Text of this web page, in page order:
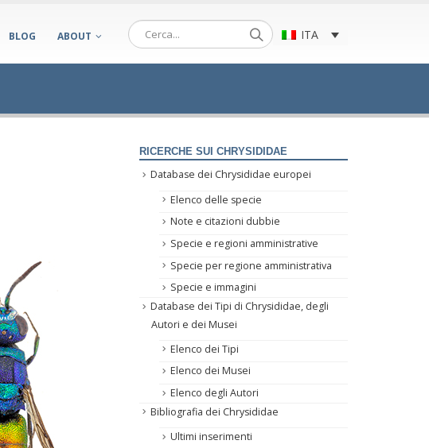
BLOG ABOUT ITA
RICERCHE SUI CHRYSIDIDAE
Database dei Chrysididae europei
Elenco delle specie
Note e citazioni dubbie
Specie e regioni amministrative
Specie per regione amministrativa
Specie e immagini
Database dei Tipi di Chrysididae, degli
Autori e dei Musei
Elenco dei Tipi
Elenco dei Musei
Elenco degli Autori
Bibliografia dei Chrysididae
Ultimi inserimenti